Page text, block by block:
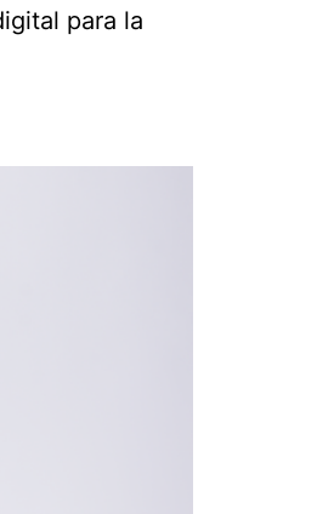
para la